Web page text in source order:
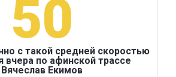
50
с такой средней скоростью
вчера по афинской трассе
Вячеслав Екимов